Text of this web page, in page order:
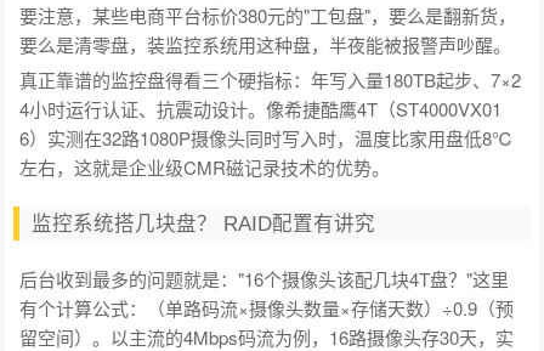
要注意，某些电商平台标价380元的"工包盘"，要么是翻新货，
要么是清零盘，装监控系统用这种盘，半夜能被报警声吵醒。
真正靠谱的监控盘得看三个硬指标：年写入量180TB起步、7×2
4小时运行认证、抗震动设计。像希捷酷鹰4T（ST4000VX01
6）实测在32路1080P摄像头同时写入时，温度比家用盘低8℃
左右，这就是企业级CMR磁记录技术的优势。
监控系统搭几块盘？ RAID配置有讲究
后台收到最多的问题就是："16个摄像头该配几块4T盘？"这里
有个计算公式：（单路码流×摄像头数量×存储天数）÷0.9（预
留空间）。以主流的4Mbps码流为例，16路摄像头存30天，实